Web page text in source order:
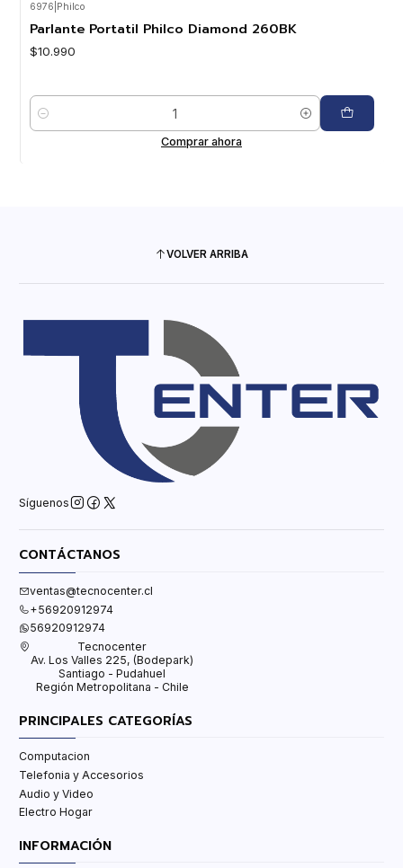
6976 Philco
Parlante Portatil Philco Diamond 260BK
$10.990
Cantidad
Comprar ahora
VOLVER ARRIBA
Síguenos
CONTÁCTANOS
ventas@tecnocenter.cl
+56920912974
56920912974
Tecnocenter
Av. Los Valles 225, (Bodepark)
Santiago - Pudahuel
Región Metropolitana - Chile
PRINCIPALES CATEGORÍAS
Computacion
Telefonia y Accesorios
Audio y Video
Electro Hogar
INFORMACIÓN